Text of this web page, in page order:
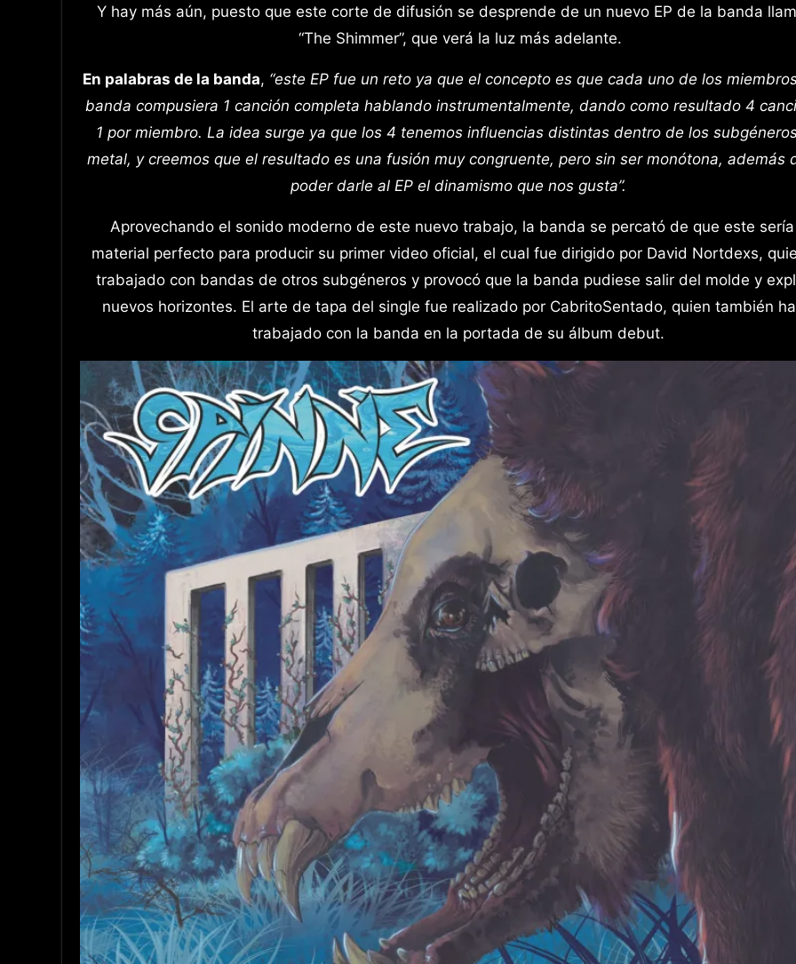
Y hay más aún, puesto que este corte de difusión se desprende de un nuevo EP de la banda
“The Shimmer”, que verá la luz más adelante.
En palabras de la banda, “este EP fue un reto ya que el concepto es que cada uno de los
banda compusiera 1 canción completa hablando instrumentalmente, dando como resultado 4
1 por miembro. La idea surge ya que los 4 tenemos influencias distintas dentro de los
metal, y creemos que el resultado es una fusión muy congruente, pero sin ser monótona, además
poder darle al EP el dinamismo que nos gusta”.
Aprovechando el sonido moderno de este nuevo trabajo, la banda se percató de que este
material perfecto para producir su primer video oficial, el cual fue dirigido por David Nortdexs,
trabajado con bandas de otros subgéneros y provocó que la banda pudiese salir del molde y
nuevos horizontes. El arte de tapa del single fue realizado por CabritoSentado, quien también
trabajado con la banda en la portada de su álbum debut.